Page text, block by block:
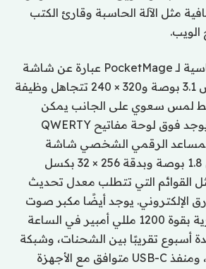
مثل الآلة الحاسبة وقارئ الكتب
الويب.
شاشة العرض الأساسية لـ PocketMage عبارة عن شاشة
ورق إلكتروني مقاس 3.1 بوصة و320 × 240 تتجاهل وظيفة
لمس سعوي على الجانب يمكن
استخدامه للتمرير. يوجد فوق لوحة مفاتيح QWERTY
الرقمي الشخصي شاشة
OLED أصغر مقاس 1.8 بوصة وبدقة 256 × 32 بكسل
القوائم التي تتطلب معدل تحديث
الإلكتروني. يوجد أيضًا مكبر صوت
بيزو أساسي، وبطارية بقوة 1200 مللي أمبير في الساعة
أسبوع تقريبًا بين الشحنات، وشبكة
Wi-Fi، وBluetooth، ومنفذ USB-C متوافق مع الأجهزة